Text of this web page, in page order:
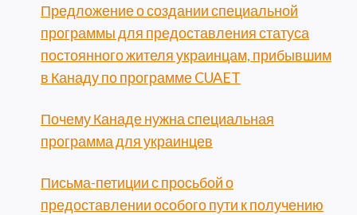
Предложение о создании специальной
программы для предоставления статуса
постоянного жителя украинцам, прибывшим
в Канаду по программе CUAET
Почему Канаде нужна специальная
программа для украинцев
Письма-петиции с просьбой о
предоставлении особого пути к получению